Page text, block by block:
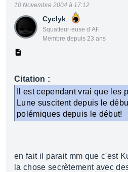
Cyclyk
Squatteur·euse d’AF
Membre depuis 23 ans
10 Novembre 2004 à 17:12
Citation :
Il est cependant vrai que les
Lune suscitent depuis le
polémiques depuis le début!
en fait il parait mm que c'est
la chose secrètement avec